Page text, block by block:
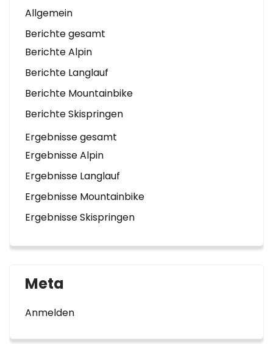
Allgemein
Berichte gesamt
Berichte Alpin
Berichte Langlauf
Berichte Mountainbike
Berichte Skispringen
Ergebnisse gesamt
Ergebnisse Alpin
Ergebnisse Langlauf
Ergebnisse Mountainbike
Ergebnisse Skispringen
Meta
Anmelden